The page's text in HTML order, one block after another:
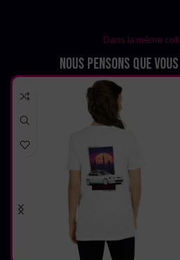
Dans la même
Nous pensons que